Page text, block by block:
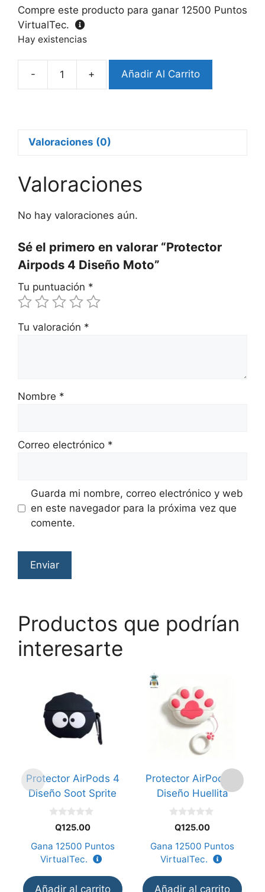
Compre este producto para ganar 12500 Puntos
VirtualTec.
Hay existencias
-
Protector
Moto
+ Añadir Al Carrito
Valoraciones (0)
Valoraciones
No hay valoraciones aún.
Sé el primero en valorar “Protector
Airpods 4 Diseño Moto”
Tu puntuación *
Tu valoración *
Nombre *
Correo electrónico *
Guarda mi nombre, correo electrónico y web
en este navegador para la próxima vez que
comente.
Productos que podrían
interesarte
Protector AirPods 4
Diseño Soot Sprite
5
Q125.00
Gana 12500 Puntos
VirtualTec.
Añadir al carrito
Protector AirPods 4
Diseño Huellita
5
Q125.00
Gana 12500 Puntos
VirtualTec.
Añadir al carrito